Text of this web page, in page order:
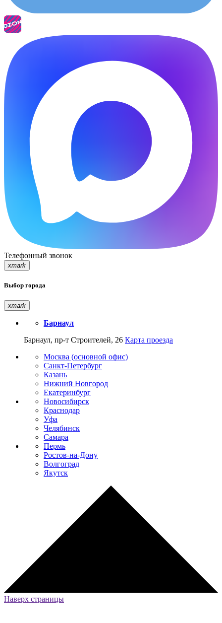
Телефонный звонок
xmark
Выбор города
xmark
Барнаул
Барнаул, пр-т Строителей, 26 Карта проезда
Москва (основной офис)
Санкт-Петербург
Казань
Нижний Новгород
Екатеринбург
Новосибирск
Краснодар
Уфа
Челябинск
Самара
Пермь
Ростов-на-Дону
Волгоград
Якутск
Наверх страницы